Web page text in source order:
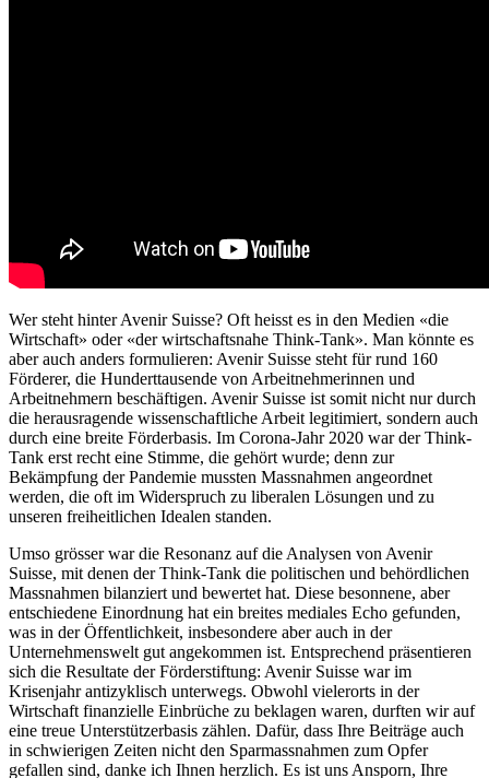
Wer steht hinter Avenir Suisse? Oft heisst es in den Medien «die
Wirtschaft» oder «der wirtschaftsnahe Think-Tank». Man könnte es
aber auch anders formulieren: Avenir Suisse steht für rund 160
Förderer, die Hunderttausende von Arbeitnehmerinnen und
Arbeitnehmern beschäftigen. Avenir Suisse ist somit nicht nur durch
die herausragende wissenschaftliche Arbeit legitimiert, sondern auch
durch eine breite Förderbasis. Im Corona-Jahr 2020 war der Think-
Tank erst recht eine Stimme, die gehört wurde; denn zur
Bekämpfung der Pandemie mussten Massnahmen angeordnet
werden, die oft im Widerspruch zu liberalen Lösungen und zu
unseren freiheitlichen Idealen standen.
Umso grösser war die Resonanz auf die Analysen von Avenir
Suisse, mit denen der Think-Tank die politischen und behördlichen
Massnahmen bilanziert und bewertet hat. Diese besonnene, aber
entschiedene Einordnung hat ein breites mediales Echo gefunden,
was in der Öffentlichkeit, insbesondere aber auch in der
Unternehmenswelt gut angekommen ist. Entsprechend präsentieren
sich die Resultate der Förderstiftung: Avenir Suisse war im
Krisenjahr antizyklisch unterwegs. Obwohl vielerorts in der
Wirtschaft finanzielle Einbrüche zu beklagen waren, durften wir auf
eine treue Unterstützerbasis zählen. Dafür, dass Ihre Beiträge auch
in schwierigen Zeiten nicht den Sparmassnahmen zum Opfer
gefallen sind, danke ich Ihnen herzlich. Es ist uns Ansporn, Ihre